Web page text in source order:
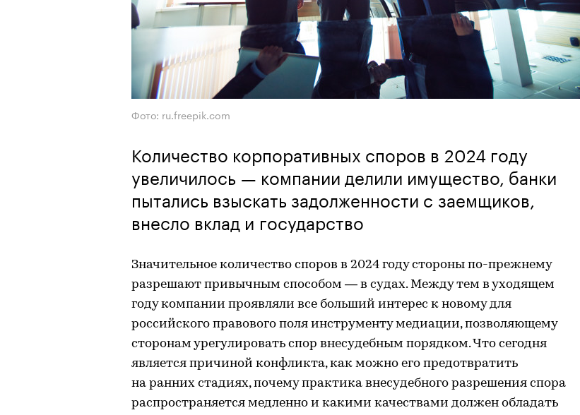
Фото: ru.freepik.com
Количество корпоративных споров в 2024 году
увеличилось — компании делили имущество, банки
пытались взыскать задолженности с заемщиков,
внесло вклад и государство
Значительное количество споров в 2024 году стороны по-прежнему
разрешают привычным способом — в судах. Между тем в уходящем
году компании проявляли все больший интерес к новому для
российского правового поля инструменту медиации, позволяющему
сторонам урегулировать спор внесудебным порядком. Что сегодня
является причиной конфликта, как можно его предотвратить
на ранних стадиях, почему практика внесудебного разрешения спора
распространяется медленно и какими качествами должен обладать